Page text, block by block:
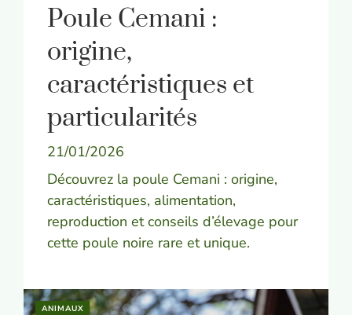
Poule Cemani :
origine,
caractéristiques et
particularités
21/01/2026
Découvrez la poule Cemani : origine,
caractéristiques, alimentation,
reproduction et conseils d’élevage pour
cette poule noire rare et unique.
ANIMAUX